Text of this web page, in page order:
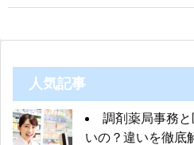
人気記事
調剤薬局事務
いの？違いを徹底